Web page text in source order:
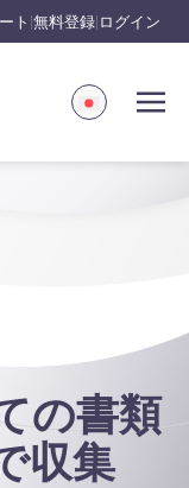
ト 無料登録 ログイン
の書類
収集